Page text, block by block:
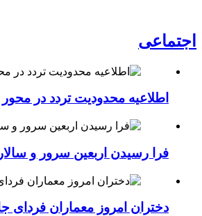
اجتماعی
اطلاعیه محدودیت تردد در
فرا رسیدن اربعین سرور و
دختران امروز معماران فردای